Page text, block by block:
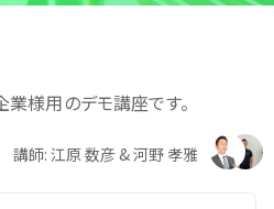
様用のデモ講座です。
講師: 江原 数彦 & 河野 孝雅